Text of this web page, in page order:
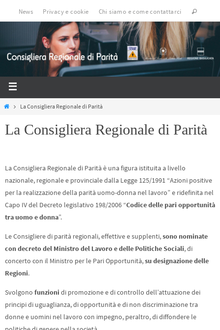
News Privacy e cookie Chi siamo e come contattarci
La Consigliera Regionale di Parità
La Consigliera Regionale di Parità
La Consigliera Regionale di Parità è una figura istituita a livello
nazionale, regionale e provinciale dalla Legge 125/1991 “Azioni positive
per la realizzazione della parità uomo-donna nel lavoro” e ridefinita nel
Capo IV del Decreto legislativo 198/2006 “Codice delle pari opportunità
tra uomo e donna”.
Le Consigliere di parità regionali, effettive e supplenti,sono nominate
con decreto del Ministro del Lavoro e delle Politiche Sociali, di
concerto con il Ministro per le Pari Opportunità,su designazione delle
Regioni.
Svolgono funzioni di promozione e di controllo dell’attuazione dei
principi di uguaglianza, di opportunità e di non discriminazione tra
donne e uomini nel lavoro con impegno, peraltro, di diffondere le